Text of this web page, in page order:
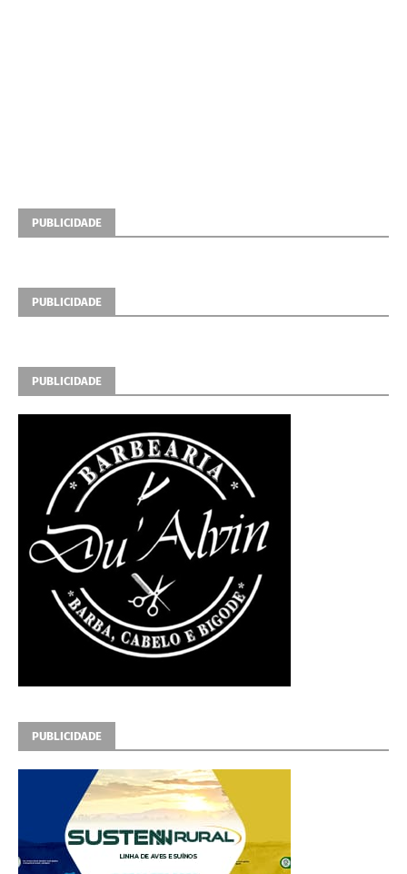
PUBLICIDADE
PUBLICIDADE
PUBLICIDADE
PUBLICIDADE